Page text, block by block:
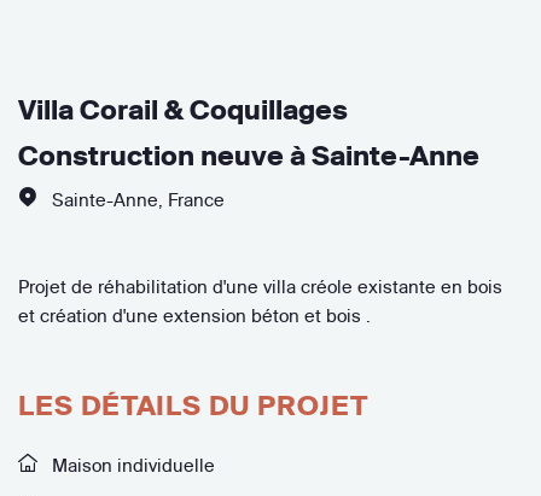
Villa Corail & Coquillages
Construction neuve à Sainte-Anne
Sainte-Anne France
Projet de réhabilitation d'une villa créole existante en bois
et création d'une extension béton et bois .
LES DÉTAILS DU PROJET
Maison individuelle